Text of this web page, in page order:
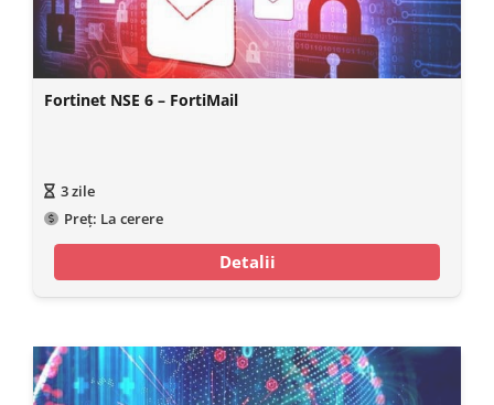
Fortinet NSE 6 – FortiMail
3zile
Preț: La cerere
Detalii